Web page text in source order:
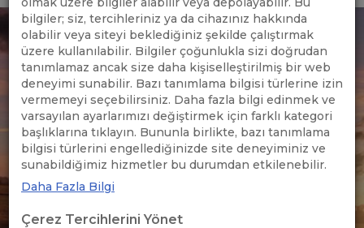
bilgiler; siz, tercihleriniz ya da cihazınız hakkında
olabilir veya siteyi beklediğiniz şekilde çalıştırmak
üzere kullanılabilir. Bilgiler çoğunlukla sizi doğrudan
tanımlamaz ancak size daha kişiselleştirilmiş bir web
deneyimi sunabilir. Bazı tanımlama bilgisi türlerine izin
vermemeyi seçebilirsiniz. Daha fazla bilgi edinmek ve
varsayılan ayarlarımızı değiştirmek için farklı kategori
başlıklarına tıklayın. Bununla birlikte, bazı tanımlama
bilgisi türlerini engellediğinizde site deneyiminiz ve
sunabildiğimiz hizmetler bu durumdan etkilenebilir.
Daha Fazla Bilgi
Çerez Tercihlerini Yönet